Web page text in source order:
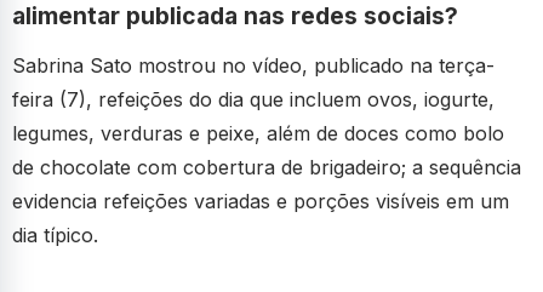
alimentar publicada nas redes sociais?
Sabrina Sato mostrou no vídeo, publicado na terça-
feira (7), refeições do dia que incluem ovos, iogurte,
legumes, verduras e peixe, além de doces como bolo
de chocolate com cobertura de brigadeiro; a sequência
evidencia refeições variadas e porções visíveis em um
dia típico.